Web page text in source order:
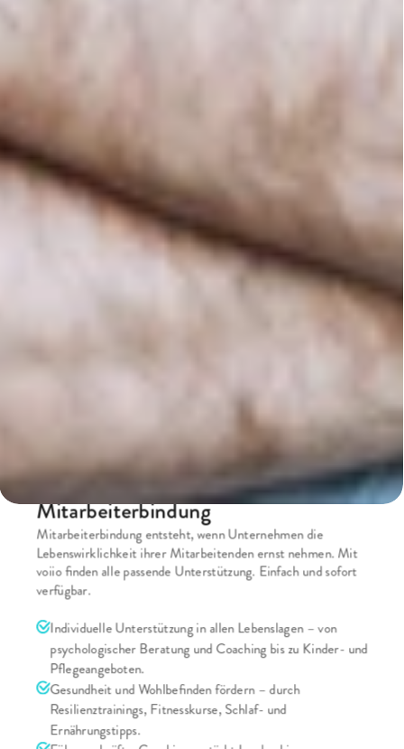
Die digitale Plattform für Vereinbarkeit
voiio: Ihr Weg zu einer starken
Mitarbeiterbindung
Mitarbeiterbindung entsteht, wenn Unternehmen die
Lebenswirklichkeit ihrer Mitarbeitenden ernst nehmen. Mit
voiio finden alle passende Unterstützung. Einfach und sofort
verfügbar.
Individuelle Unterstützung in allen Lebenslagen – von
psychologischer Beratung und Coaching bis zu Kinder- und
Pflegeangeboten.
Gesundheit und Wohlbefinden fördern – durch
Resilienztrainings, Fitnesskurse, Schlaf- und
Ernährungstipps.